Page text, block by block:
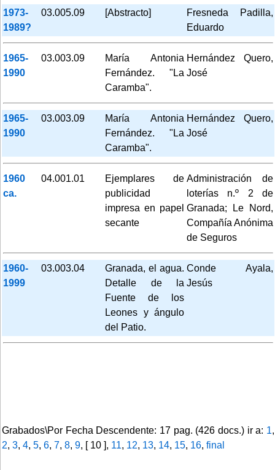
1973-
1989?
03.005.09 [Abstracto]
Fresneda Padilla,
Eduardo
1965-
1990
03.003.09
María Antonia
Fernández. "La
Caramba".
Hernández Quero,
José
1965-
1990
03.003.09
María Antonia
Fernández. "La
Caramba".
Hernández Quero,
José
1960
ca.
04.001.01
Ejemplares de
publicidad
impresa en papel
secante
Administración de
loterías n.º 2 de
Granada; Le Nord,
Compañía Anónima
de Seguros
1960-
1999
03.003.04
Granada, el agua.
Detalle de la
Fuente de los
Leones y ángulo
del Patio.
Conde Ayala,
Jesús
Grabados\Por Fecha Descendente: 17 pag. (426 docs.) ir a: 1,
2, 3, 4, 5, 6, 7, 8, 9, [ 10 ], 11, 12, 13, 14, 15, 16, final